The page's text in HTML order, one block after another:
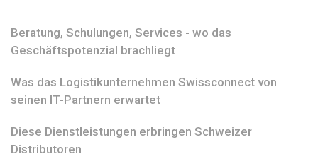
Beratung, Schulungen, Services - wo das
Geschäftspotenzial brachliegt
Was das Logistikunternehmen Swissconnect von
seinen IT-Partnern erwartet
Diese Dienstleistungen erbringen Schweizer
Distributoren